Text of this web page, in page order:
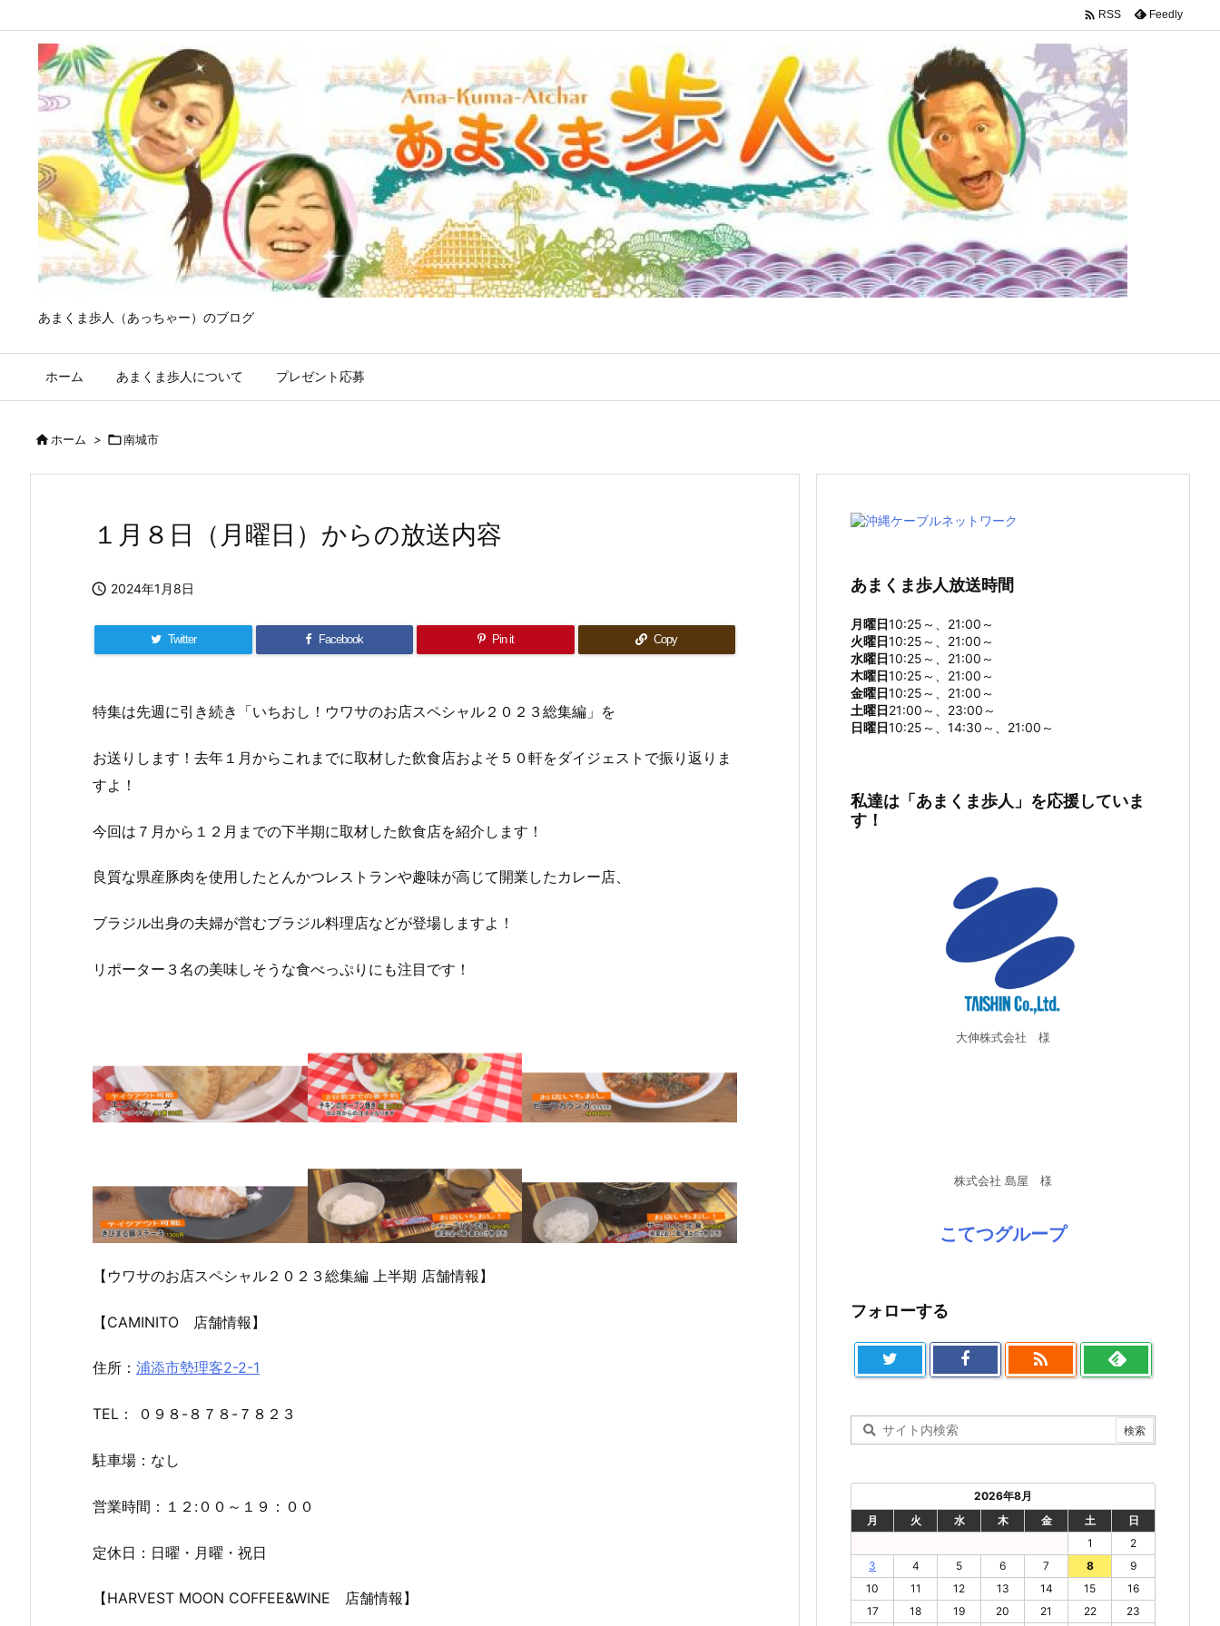
あまくま歩人（あっちゃー）のブログ
ホーム あまくま歩人について プレゼント応募
 RSS Feedly
ホーム > 南城市
１月８日（月曜日）からの放送内容
 2024年1月8日
Twitter Facebook Pin it Copy
特集は先週に引き続き「いちおし！ウワサのお店スペシャル２０２３総集編」を
お送りします！去年１月からこれまでに取材した飲食店およそ５０軒をダイジェストで振り返りま
すよ！
今回は７月から１２月までの下半期に取材した飲食店を紹介します！
良質な県産豚肉を使用したとんかつレストランや趣味が高じて開業したカレー店、
ブラジル出身の夫婦が営むブラジル料理店などが登場しますよ！
リポーター３名の美味しそうな食べっぷりにも注目です！
【ウワサのお店スペシャル２０２３総集編 上半期 店舗情報】
【CAMINITO 店舗情報】
住所： 浦添市勢理客2-2-1
TEL： ０９８-８７８-７８２３
駐車場：なし
営業時間：１２:００～１９：００
定休日：日曜・月曜・祝日
【HARVEST MOON COFFEE&WINE 店舗情報】
あまくま歩人放送時間
月曜日10:25～、21:00～
火曜日10:25～、21:00～
水曜日10:25～、21:00～
木曜日10:25～、21:00～
金曜日10:25～、21:00～
土曜日21:00～、23:00～
日曜日10:25～、14:30～、21:00～
私達は「あまくま歩人」を応援していま
す！
大伸株式会社 様
株式会社 島屋 様
こてつグループ
フォローする

2026年8月
月
火 水 木 金 土
日
1
2
3
4 5 6 7 8
9
10
11 12 13 14 15
16
17
18 19 20 21 22 23